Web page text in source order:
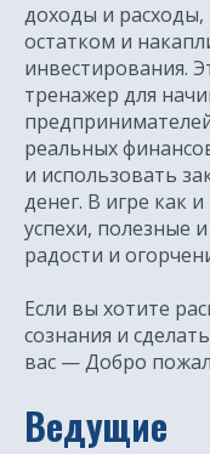
доходы и расходы,
остатком и
инвестирования.
тренажер для
реальных
и использовать
денег. В игре как
успехи, полезные
радости и
Если вы хотите
сознания и
вас — Добро
Ведущие